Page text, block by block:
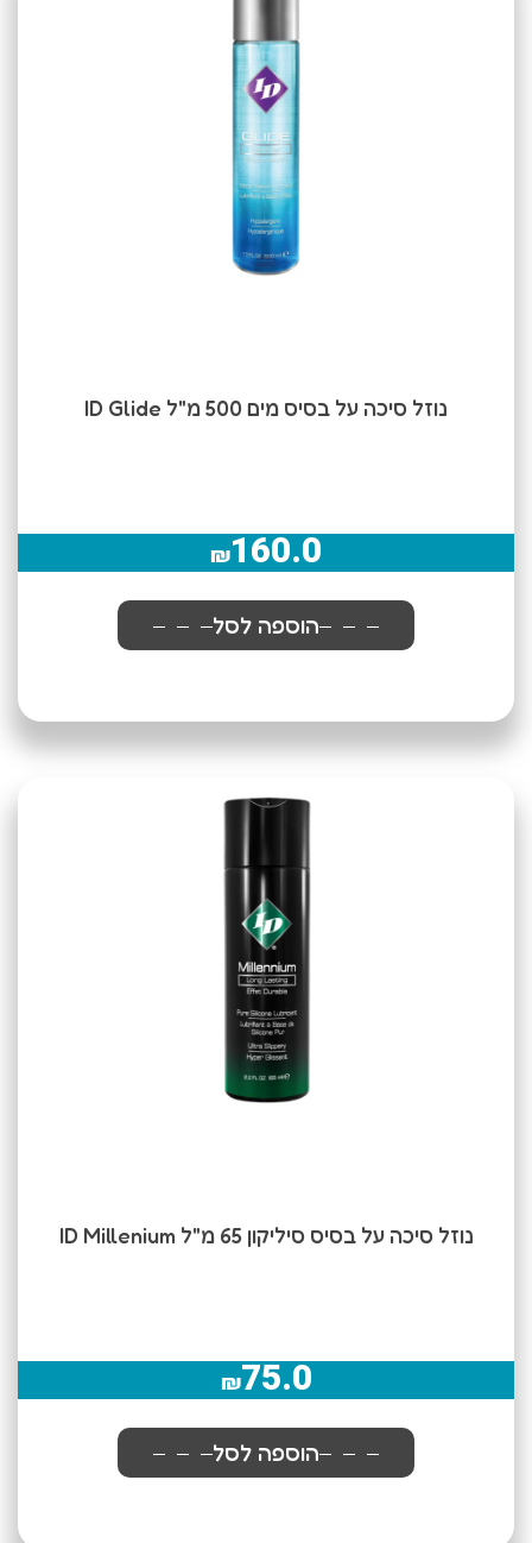
נוזל סיכה על בסיס מים 500 מ"ל ID Glide
₪160.0
הוספה לסל
נוזל סיכה על בסיס סיליקון 65 מ"ל ID Millenium
₪75.0
הוספה לסל